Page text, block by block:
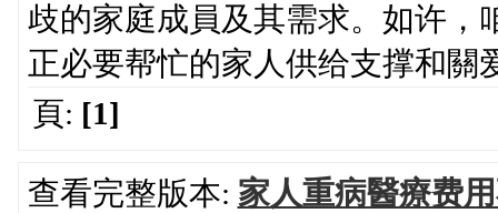
歧的家庭成員及其需求。如许，
正必要帮忙的家人供给支撑和關
頁: [1]
查看完整版本: 家人重病醫療费